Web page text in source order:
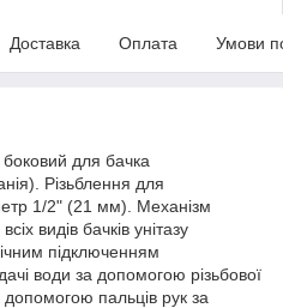
Доставка Оплата Умови
для бачка
Різьблення для
1/2" (21 мм). Механізм
видів бачків унітазу
підключенням
води за допомогою різьбової
пальців рук за